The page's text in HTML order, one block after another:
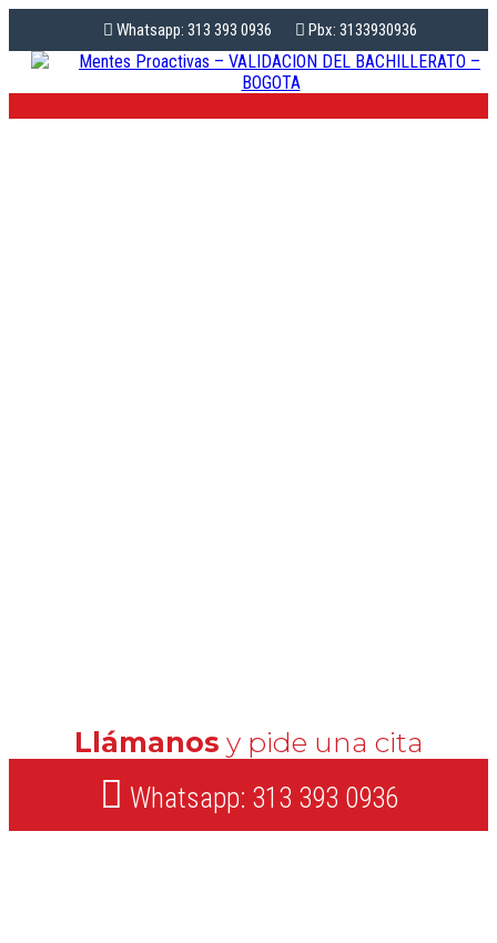
Whatsapp: 313 393 0936 Pbx: 3133930936
Llámanos y pide una cita
Whatsapp: 313 393 0936